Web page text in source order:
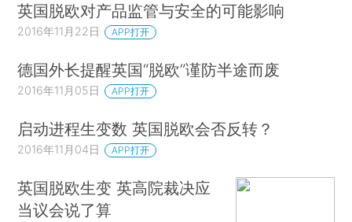
英国脱欧对产品监管与安全的可能影响
2016年11月22日 APP打开
德国外长提醒英国“脱欧”谨防半途而废
2016年11月05日 APP打开
启动进程生变数 英国脱欧会否反转？
2016年11月04日 APP打开
英国脱欧生变 英高院裁决应
当议会说了算